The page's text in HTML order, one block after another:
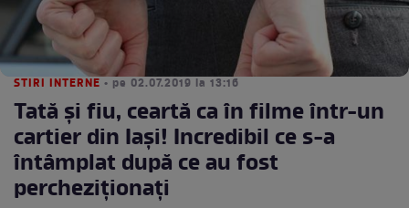
STIRI INTERNE • pe 02.07.2019 la 13:16
Tată și fiu, ceartă ca în filme într-un
cartier din Iași! Incredibil ce s-a
întâmplat după ce au fost
percheziționați